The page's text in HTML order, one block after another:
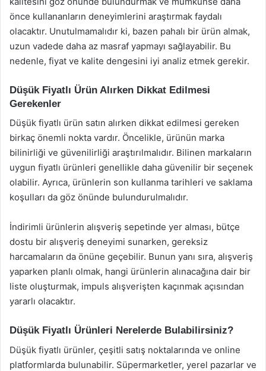
önce kullananların deneyimlerini araştırmak faydalı
olacaktır. Unutulmamalıdır ki, bazen pahalı bir ürün almak,
uzun vadede daha az masraf yapmayı sağlayabilir. Bu
nedenle, fiyat ve kalite dengesini iyi analiz etmek gerekir.
Düşük Fiyatlı Ürün Alırken Dikkat Edilmesi
Gerekenler
Düşük fiyatlı ürün satın alırken dikkat edilmesi gereken
birkaç önemli nokta vardır. Öncelikle, ürünün marka
bilinirliği ve güvenilirliği araştırılmalıdır. Bilinen markaların
uygun fiyatlı ürünleri genellikle daha güvenilir bir seçenek
olabilir. Ayrıca, ürünlerin son kullanma tarihleri ve saklama
koşulları da göz önünde bulundurulmalıdır.
İndirimli ürünlerin alışveriş sepetinde yer alması, bütçe
dostu bir alışveriş deneyimi sunarken, gereksiz
harcamaların da önüne geçebilir. Bunun yanı sıra, alışveriş
yaparken planlı olmak, hangi ürünlerin alınacağına dair bir
liste oluşturmak, impuls alışverişten kaçınmak açısından
yararlı olacaktır.
Düşük Fiyatlı Ürünleri Nerelerde Bulabilirsiniz?
Düşük fiyatlı ürünler, çeşitli satış noktalarında ve online
platformlarda bulunabilir. Süpermarketler, yerel pazarlar ve